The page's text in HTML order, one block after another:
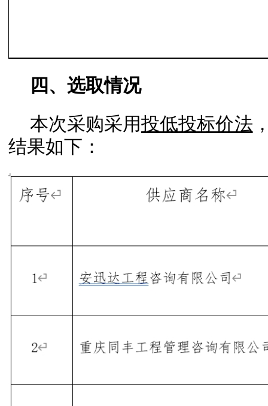
四、选取情况
本次采购采用投低投标价法
结果如下：